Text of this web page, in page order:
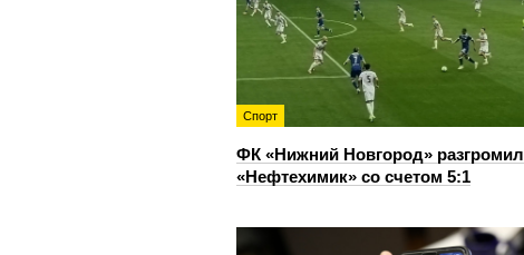
Спорт
ФК «Нижний Новгород» разгромил
«Нефтехимик» со счетом 5:1